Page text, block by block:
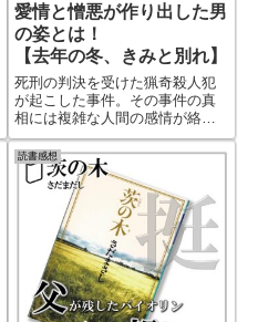
愛情と憎悪が作り出した男
の姿とは！
【去年の冬、きみと別れ】
死刑の判決を受けた猟奇殺人犯
が起こした事件。その事件の真
相には複雑な人間の感情が絡み
合っていまいした。一見猟奇的
な殺人事件を犯した犯人の異常
な人間性により起こされた事件
だと考えそうですが、実はその
事件の裏にある真実の背景に
は、驚くべき理由が隠されてい
ました。普通の殺人事件を解決
する小説とは一味違います。
読書感想